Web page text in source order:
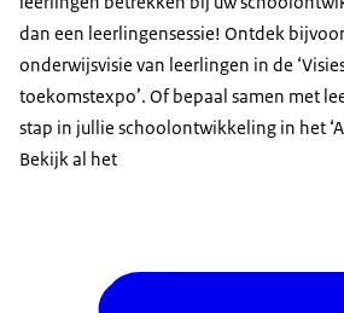
dan een leerlingensessie! Ontdek
onderwijsvisie van leerlingen in de
toekomstexpo’. Of bepaal samen met
stap in jullie schoolontwikkeling in het
Bekijk al het